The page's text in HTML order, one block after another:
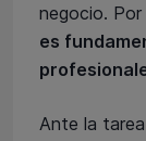
negocio.
es
Ante la